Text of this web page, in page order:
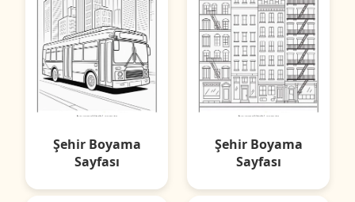
Şehir Boyama
Sayfası
Şehir Boyama
Sayfası